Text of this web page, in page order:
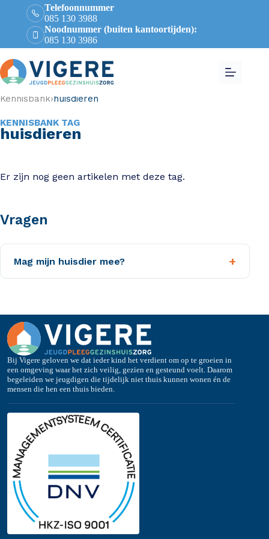
Telefoonnummer
085 130 3988
Noodnummer (buiten kantoortijden):
085 130 3986
Kennisbank›huisdieren
KENNISBANK TAG
huisdieren
Er zijn nog geen artikelen met deze tag.
Vragen
Mag mijn huisdier mee? +
Bij Vigere geloven we dat ieder kind het verdient om op te groeien in
een omgeving waar het zich veilig, gezien en gesteund voelt. Daarom
begeleiden we jeugdigen die tijdelijk niet thuis kunnen wonen én de
mensen die hen een thuis bieden.